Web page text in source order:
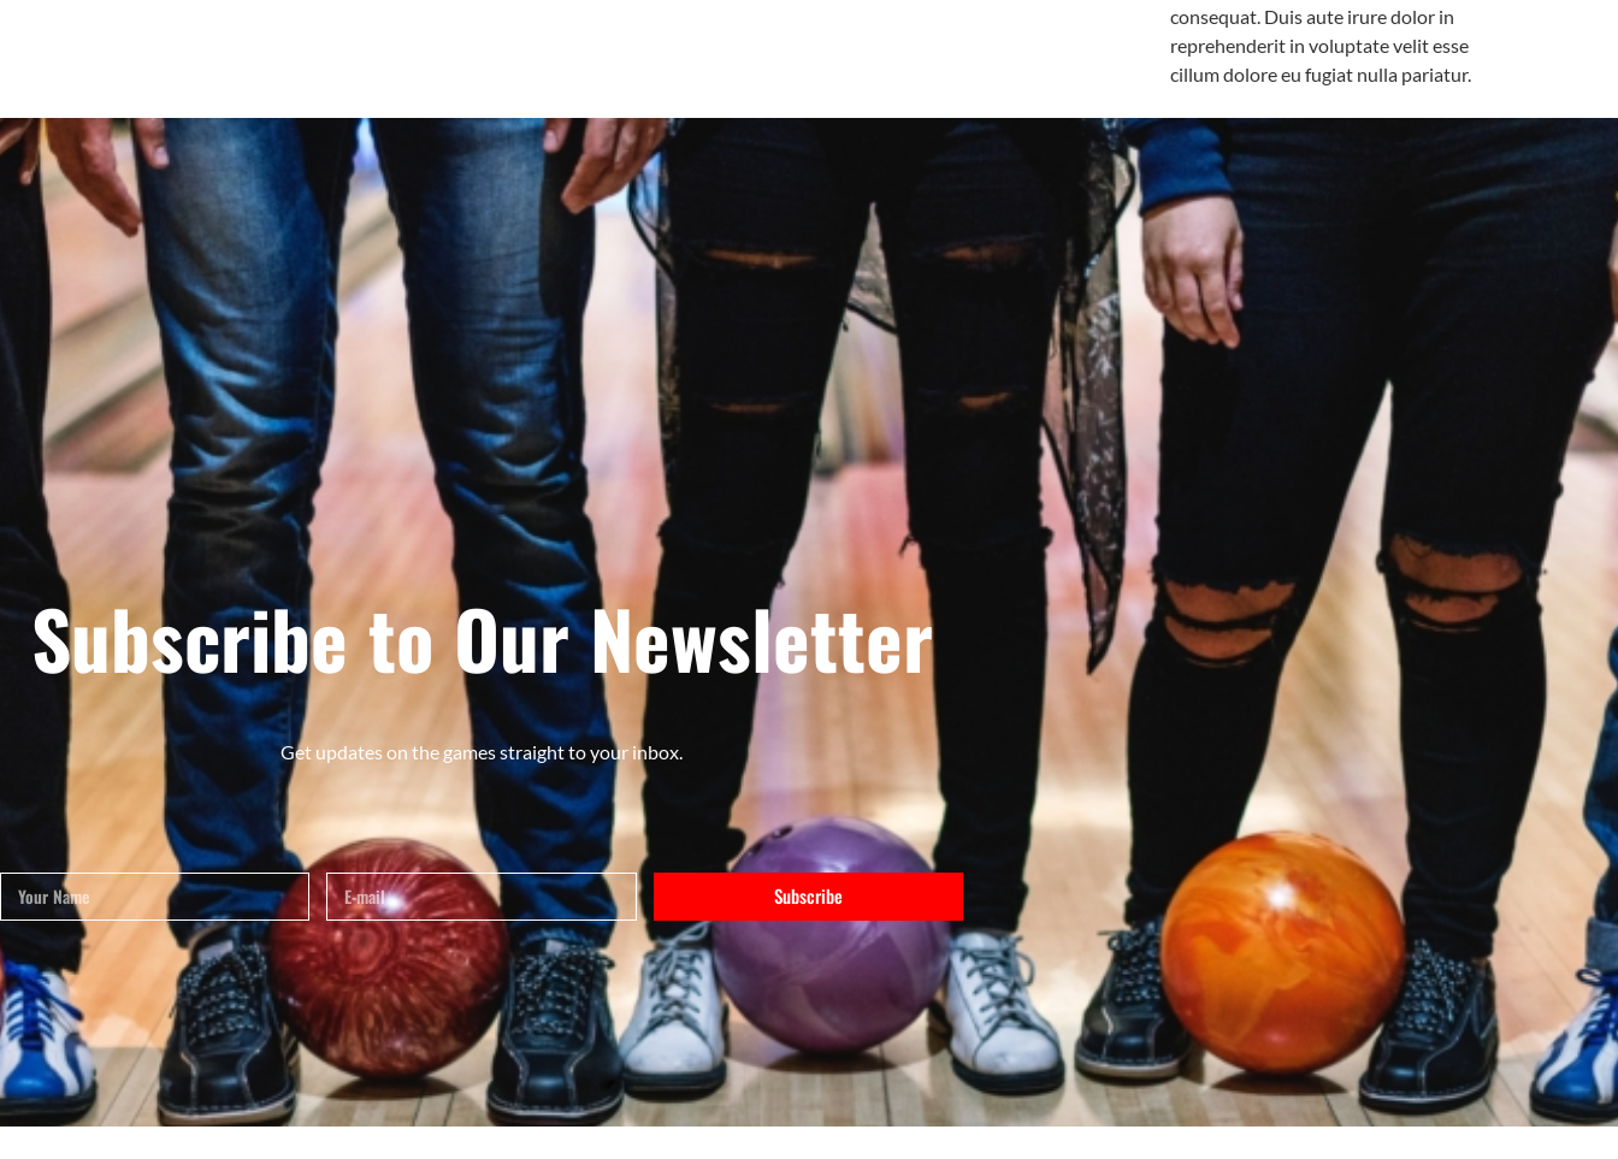
consequat. Duis aute irure dolor in
reprehenderit in voluptate velit esse
cillum dolore eu fugiat nulla pariatur.
Subscribe to Our Newsletter
Get updates on the games straight to your inbox.
Subscribe